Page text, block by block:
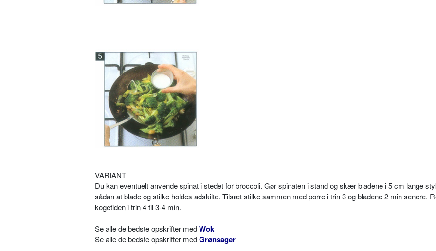
VARIANT
Du kan eventuelt anvende spinat i stedet for broccoli. Gør spinaten i stand og skær bladene i 5 cm lange
sådan at blade og stilke holdes adskilte. Tilsæt stilke sammen med porre i trin 3 og bladene 2 min senere.
kogetiden i trin 4 til 3-4 min.
Se alle de bedste opskrifter medWok
Se alle de bedste opskrifter medGrønsager